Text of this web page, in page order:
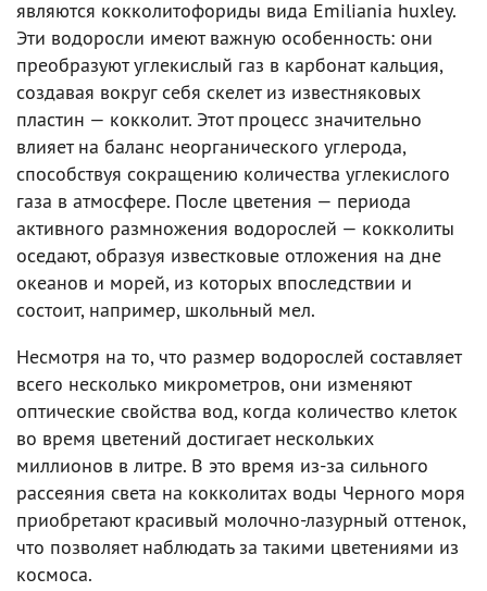
являются кокколитофориды вида Emiliania huxley.
Эти водоросли имеют важную особенность: они
преобразуют углекислый газ в карбонат кальция,
создавая вокруг себя скелет из известняковых
пластин — кокколит. Этот процесс значительно
влияет на баланс неорганического углерода,
способствуя сокращению количества углекислого
газа в атмосфере. После цветения — периода
активного размножения водорослей — кокколиты
оседают, образуя известковые отложения на дне
океанов и морей, из которых впоследствии и
состоит, например, школьный мел.
Несмотря на то, что размер водорослей составляет
всего несколько микрометров, они изменяют
оптические свойства вод, когда количество клеток
во время цветений достигает нескольких
миллионов в литре. В это время из-за сильного
рассеяния света на кокколитах воды Черного моря
приобретают красивый молочно-лазурный оттенок,
что позволяет наблюдать за такими цветениями из
космоса.